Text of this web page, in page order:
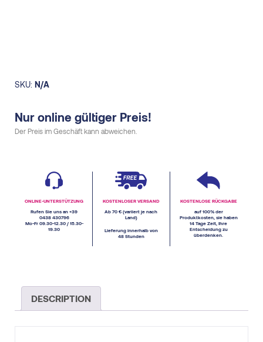
SKU: N/A
Nur online gültiger Preis!
Der Preis im Geschäft kann abweichen.
ONLINE-UNTERSTÜTZUNG
Rufen Sie uns an +39
0438 430796
Mo-Fr 09.30-12.30 / 15.30-
19.30
KOSTENLOSER VERSAND
Ab 70 € (variiert je nach
Land)
Lieferung innerhalb von
48 Stunden
KOSTENLOSE RÜCKGABE
auf 100% der
Produktkosten, sie haben
14 Tage Zeit, Ihre
Entscheidung zu
überdenken.
DESCRIPTION